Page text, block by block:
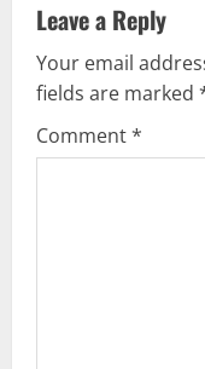
v
i
g
Leave a Reply
Your email
fields are marked
Comment*